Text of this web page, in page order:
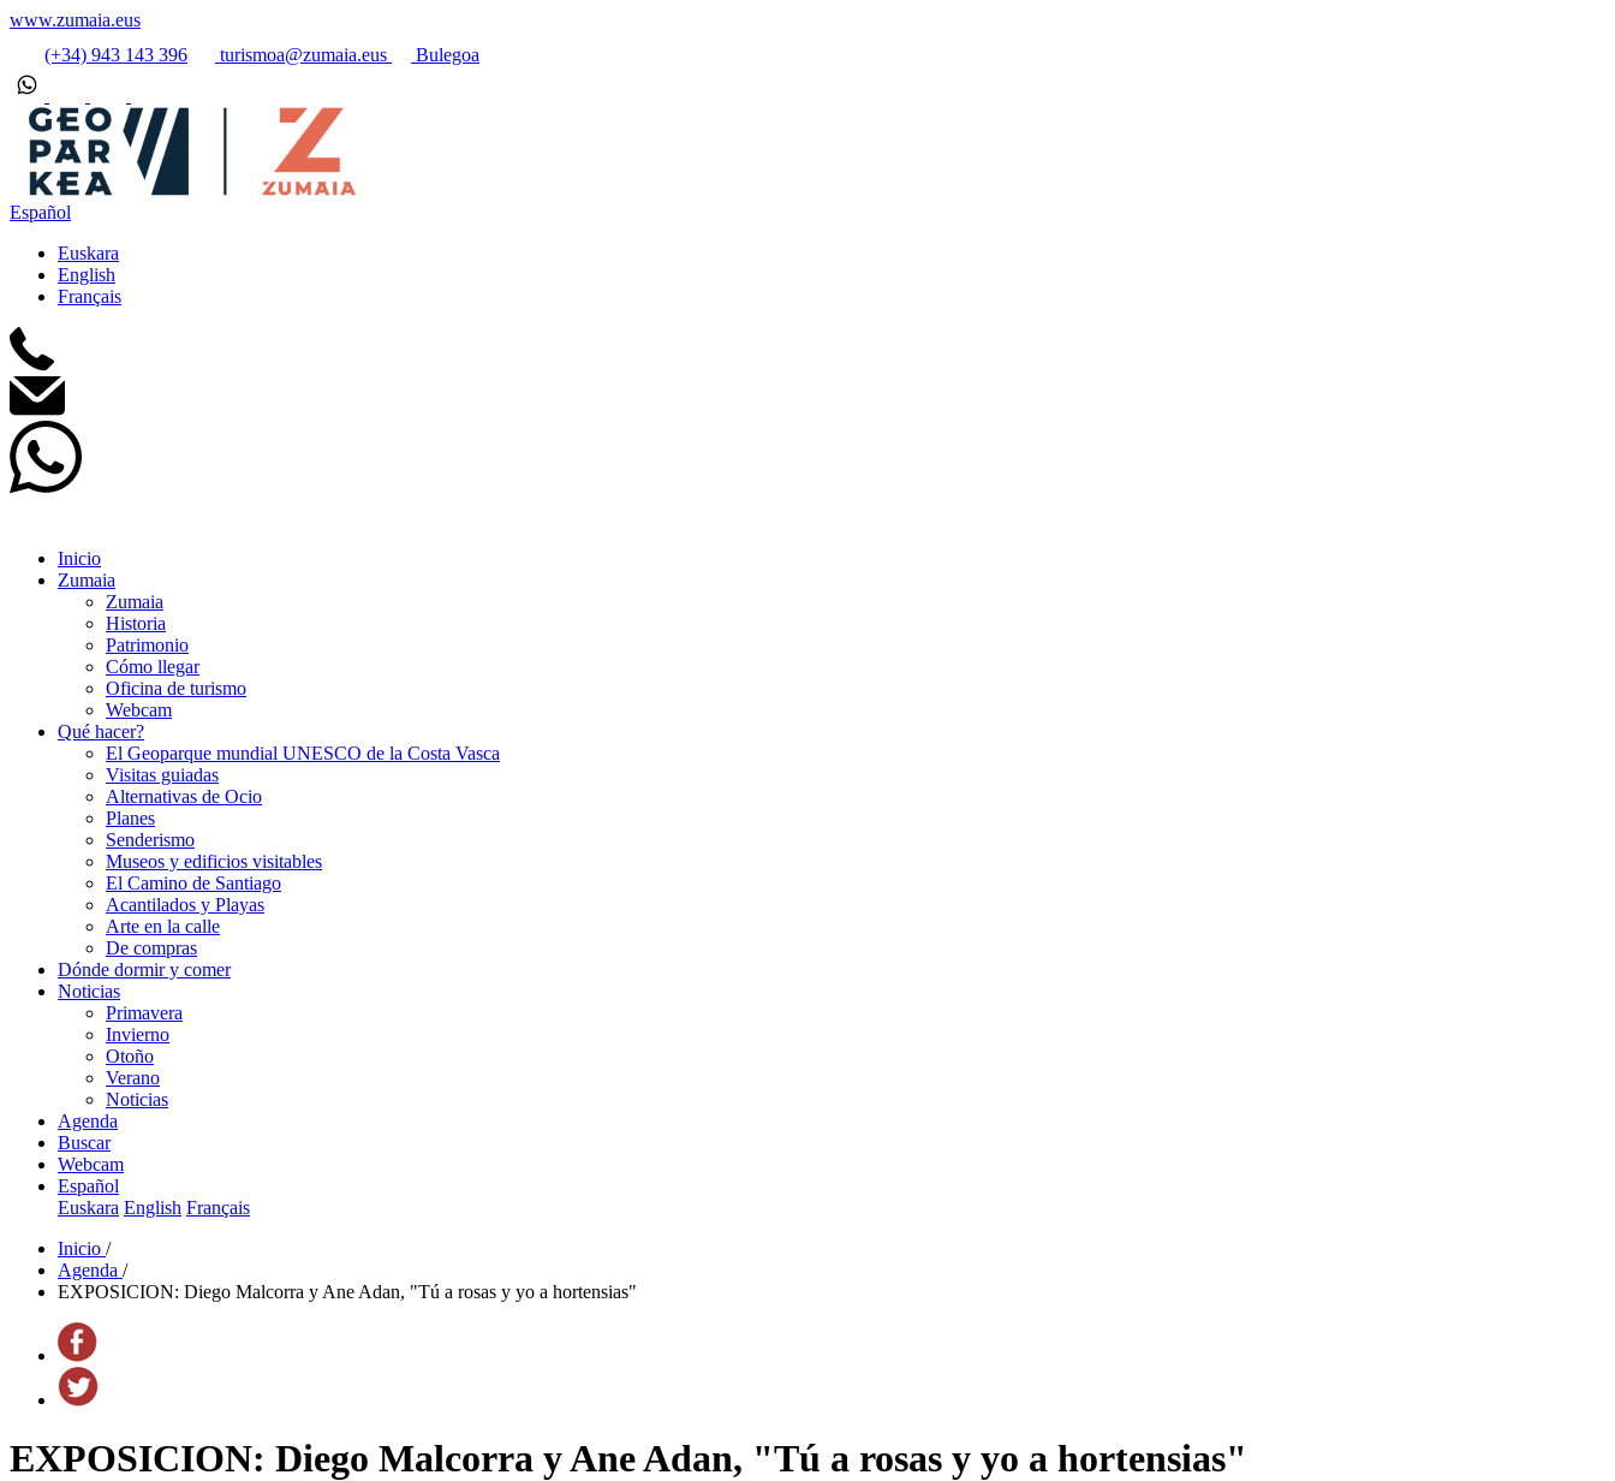
www.zumaia.eus
(+34) 943 143 396
turismoa@zumaia.eus Bulegoa
Español
Euskara
English
Français
Inicio
Zumaia
Zumaia
Historia
Patrimonio
Cómo llegar
Oficina de turismo
Webcam
Qué hacer?
El Geoparque mundial UNESCO de la Costa Vasca
Visitas guiadas
Alternativas de Ocio
Planes
Senderismo
Museos y edificios visitables
El Camino de Santiago
Acantilados y Playas
Arte en la calle
De compras
Dónde dormir y comer
Noticias
Primavera
Invierno
Otoño
Verano
Noticias
Agenda
Buscar
Webcam
Español
Euskara English Français
Inicio /
Agenda /
EXPOSICION: Diego Malcorra y Ane Adan, "Tú a rosas y yo a hortensias"
EXPOSICION: Diego Malcorra y Ane Adan, "Tú a rosas y yo a hortensias"